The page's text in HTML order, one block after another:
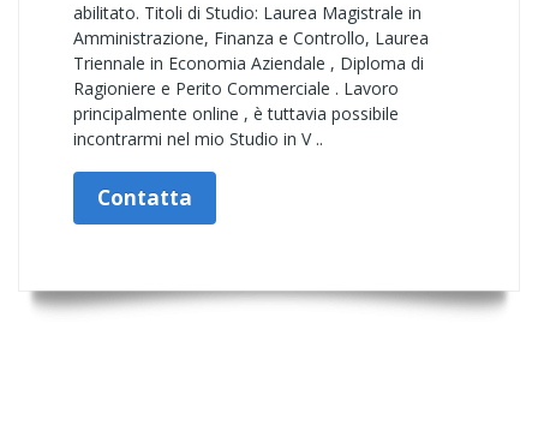
abilitato. Titoli di Studio: Laurea Magistrale in
Amministrazione, Finanza e Controllo, Laurea
Triennale in Economia Aziendale , Diploma di
Ragioniere e Perito Commerciale . Lavoro
principalmente online , è tuttavia possibile
incontrarmi nel mio Studio in V ..
Contatta